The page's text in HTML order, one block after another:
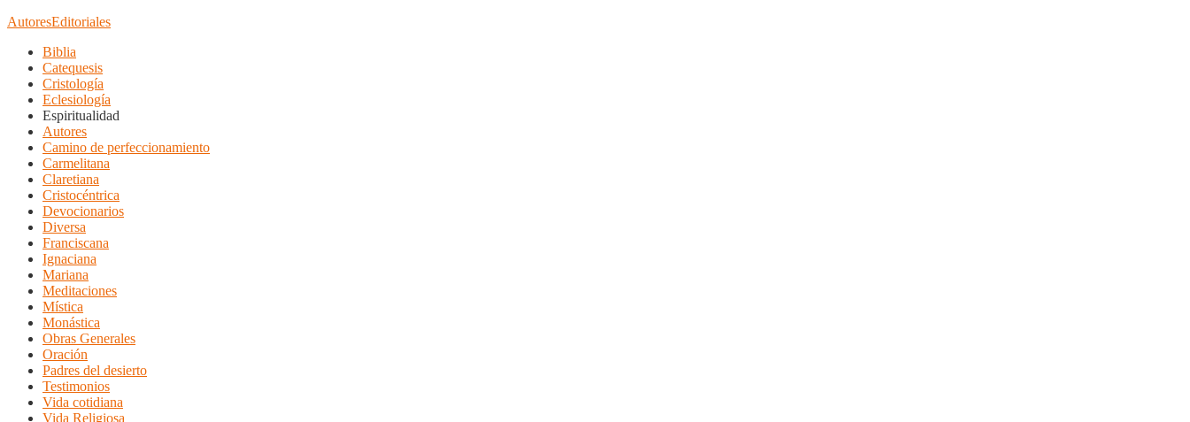
AutoresEditoriales
Biblia
Catequesis
Cristología
Eclesiología
Espiritualidad
Autores
Camino de perfeccionamiento
Carmelitana
Claretiana
Cristocéntrica
Devocionarios
Diversa
Franciscana
Ignaciana
Mariana
Meditaciones
Mística
Monástica
Obras Generales
Oración
Padres del desierto
Testimonios
Vida cotidiana
Vida Religiosa